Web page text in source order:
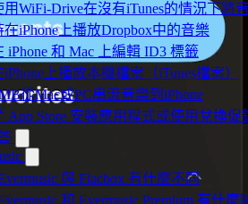
用WiFi-Drive在沒有iTunes的情況下將
iPhone上播放Dropbox中的音樂
iPhone 和 Mac 上編輯 ID3 標籤
上播放本機檔案（iTunes檔案）
從Mac或PC串流音樂到iPhone
App Store 安裝應用程式或使用兌換
與 Flacbox 有什麼不同
和 Evermusic Premium 有什麼